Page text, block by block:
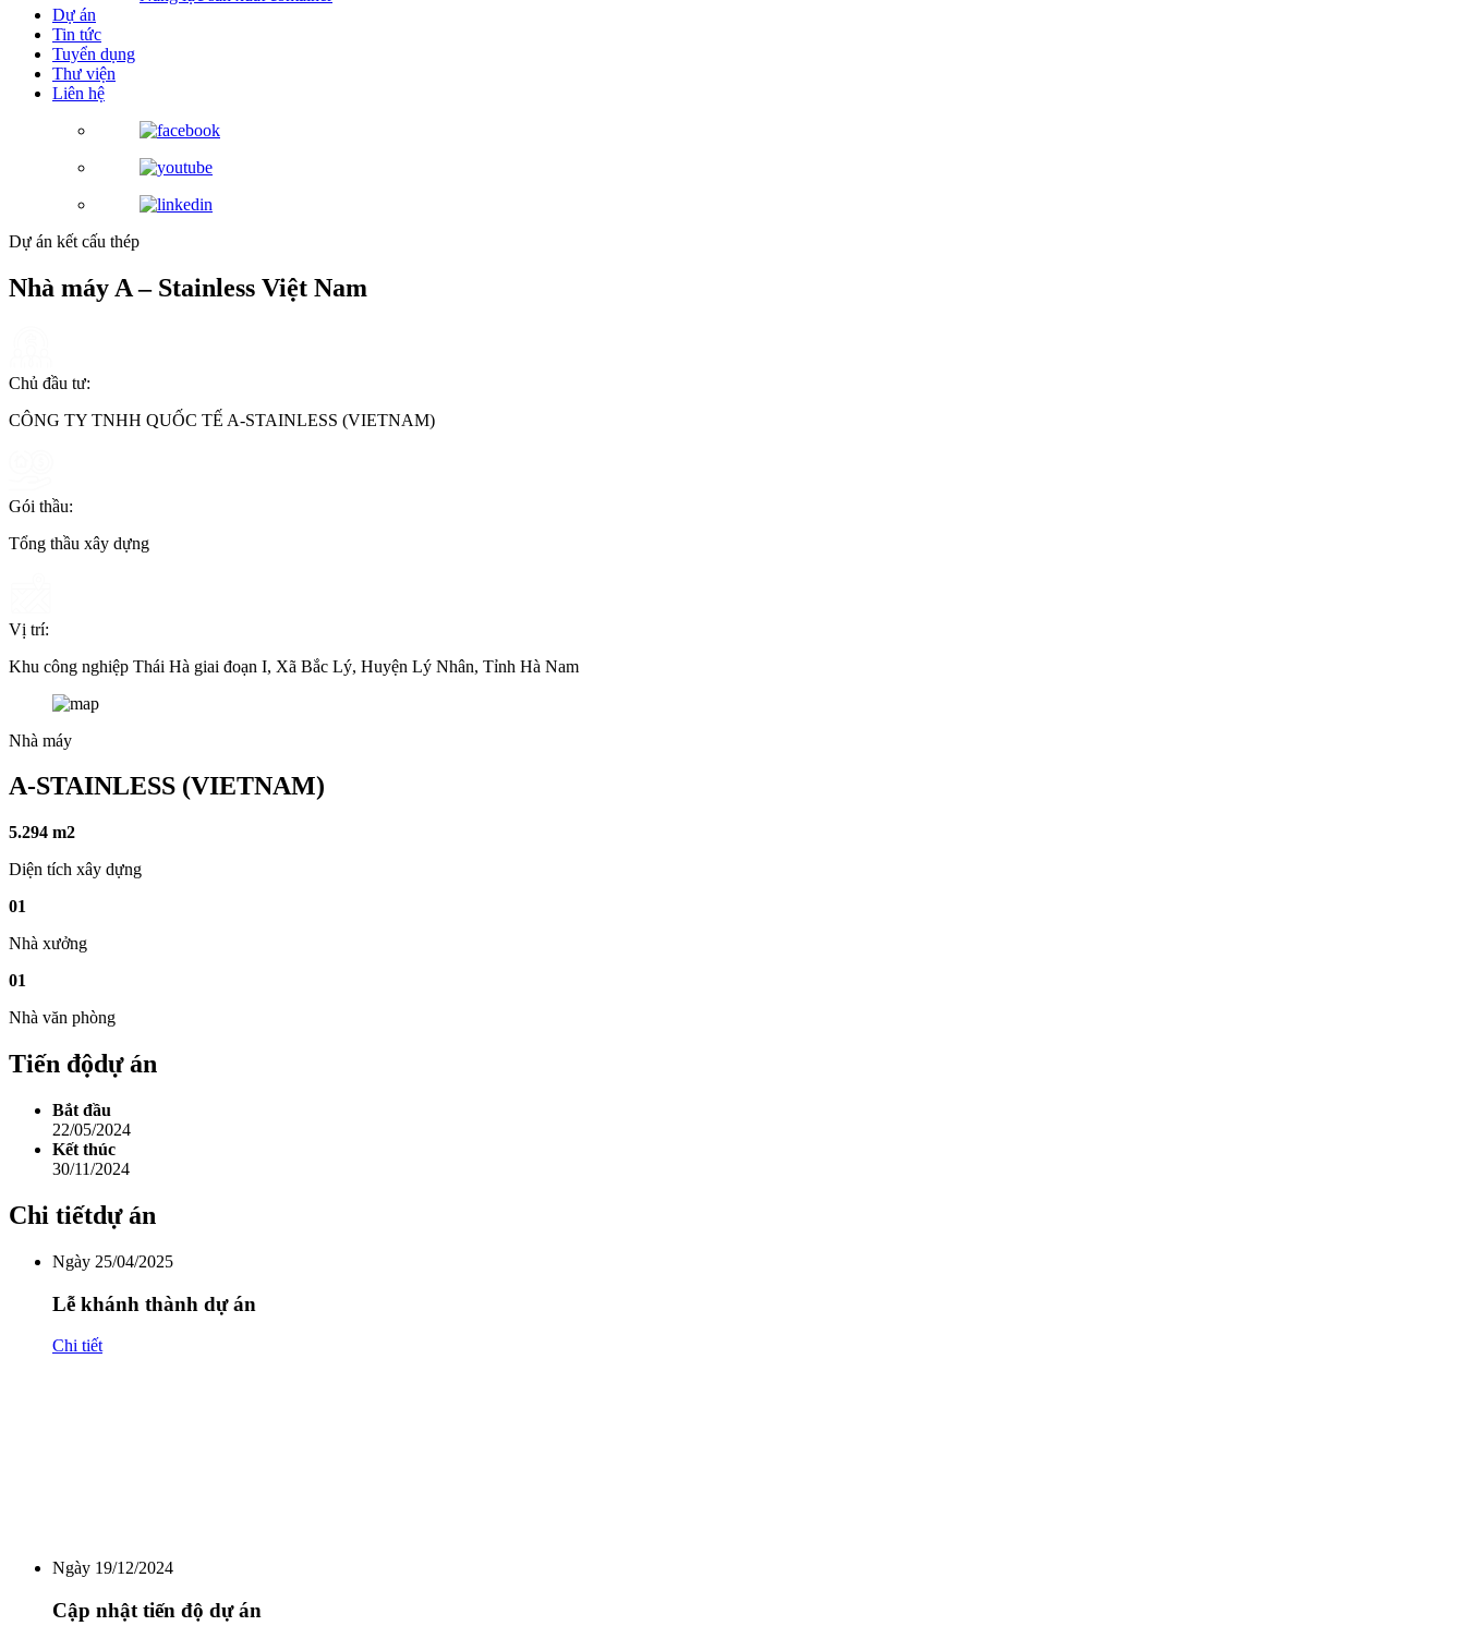
Dự án
Tin tức
Tuyển dụng
Thư viện
Liên hệ
Dự án kết cấu thép
Nhà máy A – Stainless Việt Nam
Chủ đầu tư:
CÔNG TY TNHH QUỐC TẾ A-STAINLESS (VIETNAM)
Gói thầu:
Tổng thầu xây dựng
Vị trí:
Khu công nghiệp Thái Hà giai đoạn I, Xã Bắc Lý, Huyện Lý Nhân, Tỉnh Hà Nam
Nhà máy
A-STAINLESS (VIETNAM)
5.294 m2
Diện tích xây dựng
01
Nhà xưởng
01
Nhà văn phòng
Tiến độdự án
Bắt đầu
22/05/2024
Kết thúc
30/11/2024
Chi tiếtdự án
Ngày 25/04/2025
Lễ khánh thành dự án
Chi tiết
Ngày 19/12/2024
Cập nhật tiến độ dự án